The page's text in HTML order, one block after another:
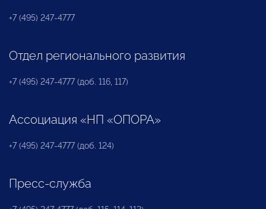
+7 (495) 247-4777
Отдел регионального развития
+7 (495) 247-4777 (доб. 116, 117)
Ассоциация «НП «ОПОРА»
+7 (495) 247-4777 (доб. 124)
Пресс-служба